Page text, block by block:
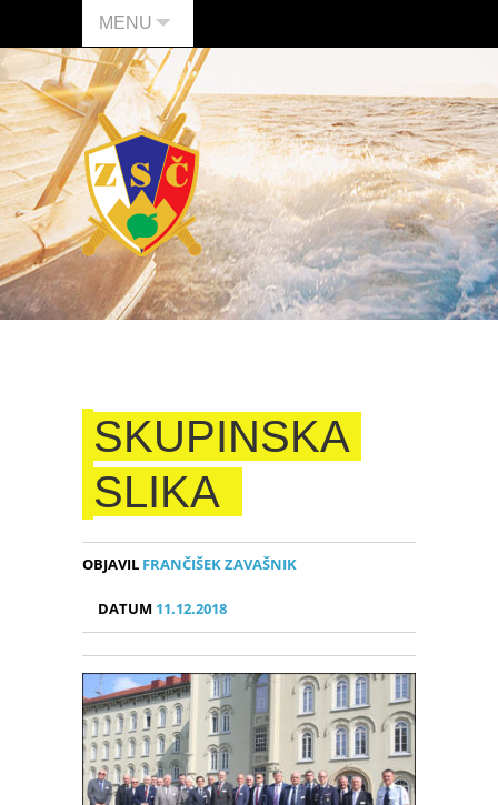
MENU
SKUPINSKA
SLIKA
OBJAVIL FRANČIŠEK ZAVAŠNIK
DATUM 11.12.2018